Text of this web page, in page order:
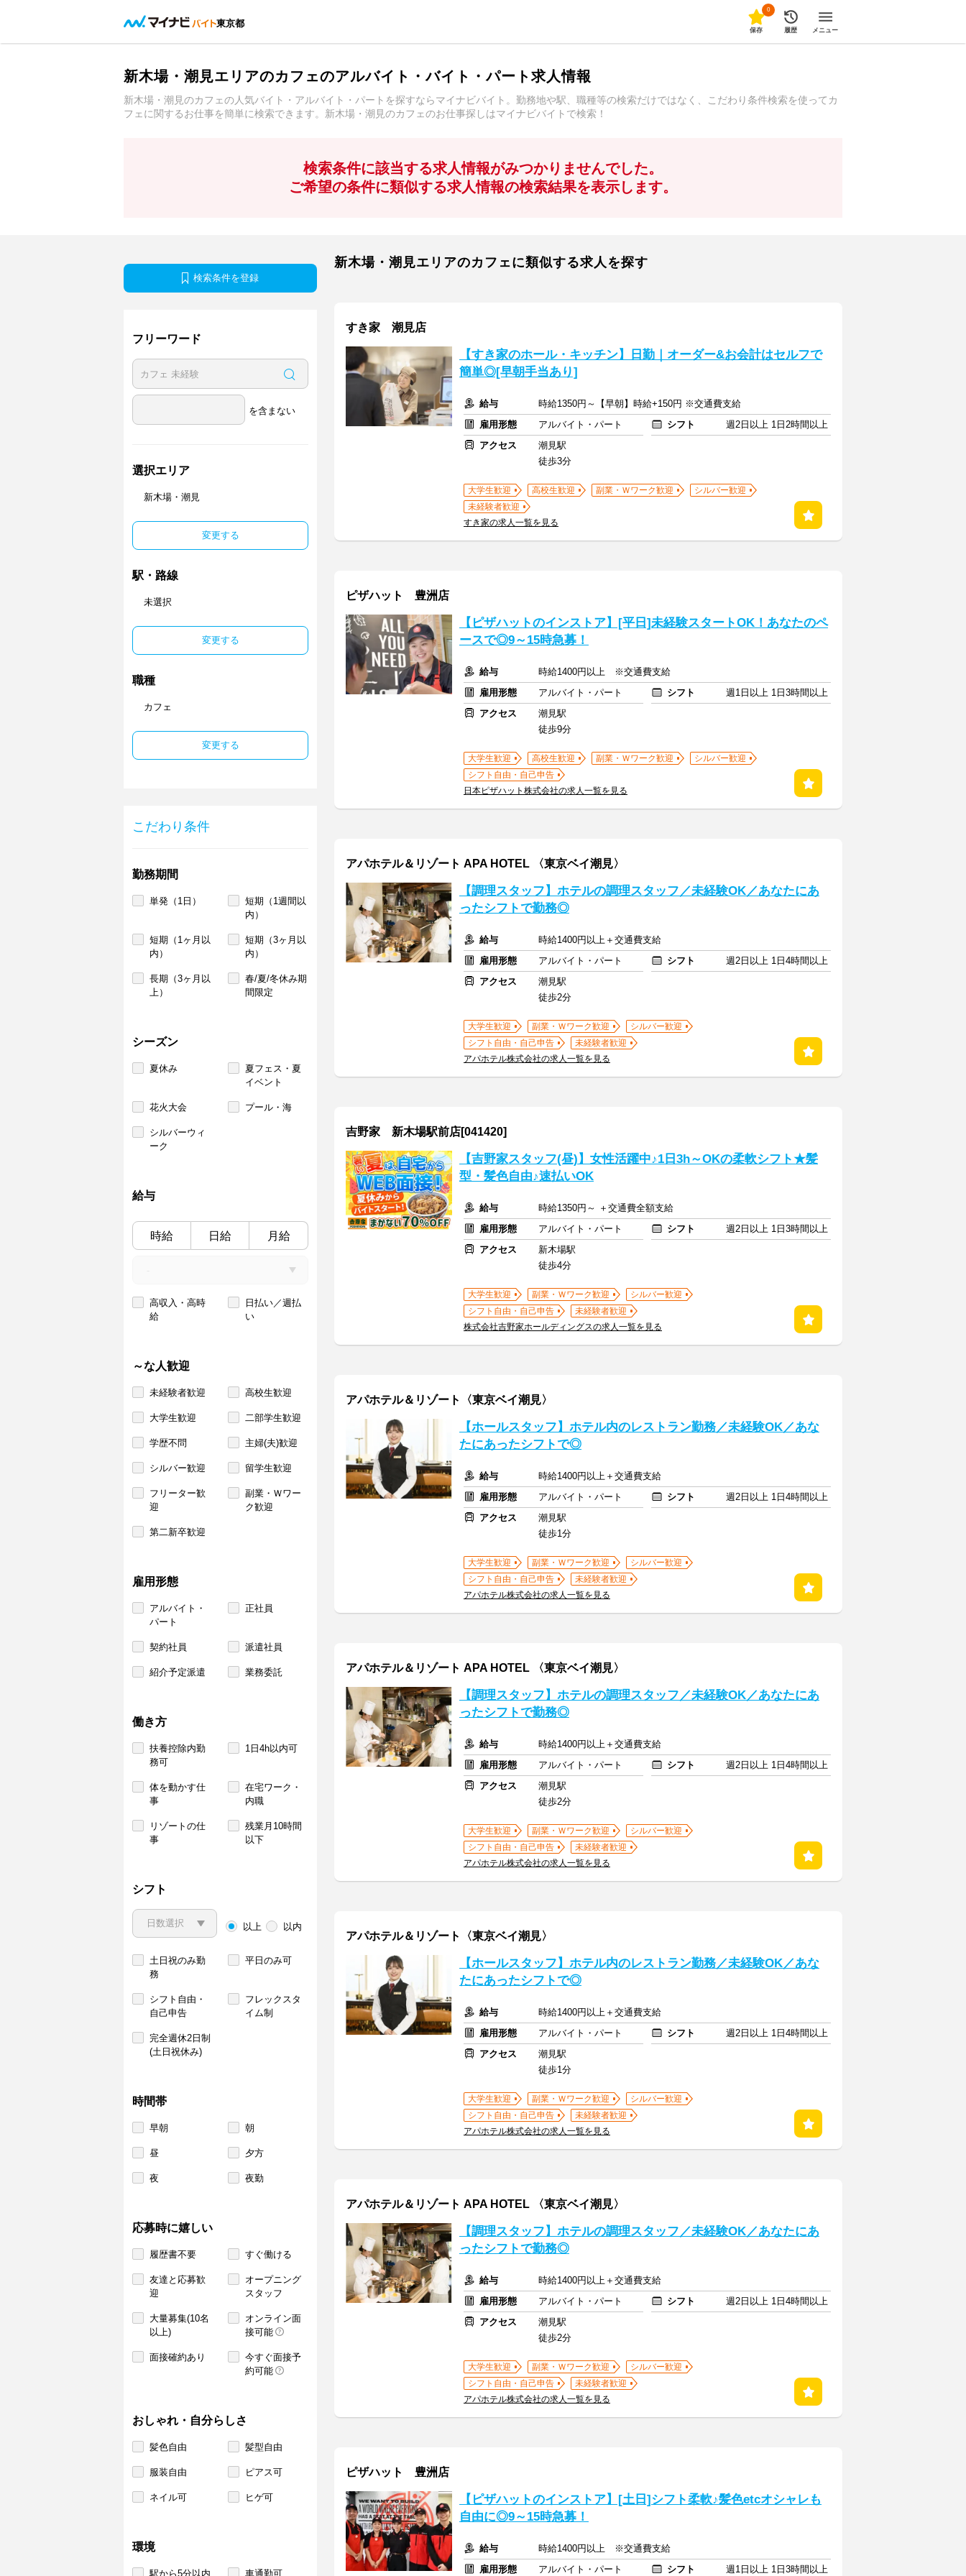
東京都
0
保存 履歴 メニュー
新木場・潮見エリアのカフェのアルバイト・バイト・パート求人情報
新木場・潮見のカフェの人気バイト・アルバイト・パートを探すならマイナビバイト。勤務地や駅、職種等の検索だけではなく、こだわり条件検索を使ってカ
フェに関するお仕事を簡単に検索できます。新木場・潮見のカフェのお仕事探しはマイナビバイトで検索！
検索条件に該当する求人情報がみつかりませんでした。
ご希望の条件に類似する求人情報の検索結果を表示します。
検索条件を登録
フリーワード
を含まない
選択エリア
新木場・潮見
変更する
駅・路線
未選択
変更する
職種
カフェ
変更する
こだわり条件
勤務期間
単発（1日）
短期（1週間以
内）
短期（1ヶ月以
内）
短期（3ヶ月以
内）
長期（3ヶ月以
上）
春/夏/冬休み期
間限定
シーズン
夏休み
夏フェス・夏
イベント
花火大会 プール・海
シルバーウィ
ーク
給与
時給 日給 月給
高収入・高時
給
日払い／週払
い
～な人歓迎
未経験者歓迎 高校生歓迎
大学生歓迎 二部学生歓迎
学歴不問 主婦(夫)歓迎
シルバー歓迎 留学生歓迎
フリーター歓
迎
副業・Ｗワー
ク歓迎
第二新卒歓迎
雇用形態
アルバイト・
パート
正社員
契約社員 派遣社員
紹介予定派遣 業務委託
働き方
扶養控除内勤
務可
1日4h以内可
体を動かす仕
事
在宅ワーク・
内職
リゾートの仕
事
残業月10時間
以下
シフト
以上 以内
土日祝のみ勤
務
平日のみ可
シフト自由・
自己申告
フレックスタ
イム制
完全週休2日制
(土日祝休み)
時間帯
早朝 朝
昼 夕方
夜 夜勤
応募時に嬉しい
履歴書不要 すぐ働ける
友達と応募歓
迎
オープニング
スタッフ
大量募集(10名
以上)
オンライン面
接可能
面接確約あり
今すぐ面接予
約可能
おしゃれ・自分らしさ
髪色自由 髪型自由
服装自由 ピアス可
ネイル可 ヒゲ可
環境
駅から5分以内 車通勤可
新木場・潮見エリアのカフェに類似する求人を探す
すき家 潮見店
【すき家のホール・キッチン】日勤｜オーダー&お会計はセルフで
簡単◎[早朝手当あり]
給与
時給1350円～【早朝】時給+150円 ※交通費支給
雇用形態
アルバイト・パート シフト
週2日以上 1日2時間以上
アクセス
潮見駅
徒歩3分
大学生歓迎 高校生歓迎 副業・Ｗワーク歓迎
シルバー歓迎
未経験者歓迎
すき家の求人一覧を見る
ピザハット 豊洲店
【ピザハットのインストア】[平日]未経験スタートOK！あなたのペ
ースで◎9～15時急募！
給与
時給1400円以上 ※交通費支給
雇用形態
アルバイト・パート シフト
週1日以上 1日3時間以上
アクセス
潮見駅
徒歩9分
大学生歓迎 高校生歓迎 副業・Ｗワーク歓迎
シルバー歓迎
シフト自由・自己申告
日本ピザハット株式会社の求人一覧を見る
アパホテル＆リゾート APA HOTEL 〈東京ベイ潮見〉
【調理スタッフ】ホテルの調理スタッフ／未経験OK／あなたにあ
ったシフトで勤務◎
給与
時給1400円以上＋交通費支給
雇用形態
アルバイト・パート シフト
週2日以上 1日4時間以上
アクセス
潮見駅
徒歩2分
大学生歓迎 副業・Ｗワーク歓迎
シルバー歓迎
シフト自由・自己申告
未経験者歓迎
アパホテル株式会社の求人一覧を見る
吉野家 新木場駅前店[041420]
【吉野家スタッフ(昼)】女性活躍中♪1日3h～OKの柔軟シフト★髪
型・髪色自由♪速払いOK
給与
時給1350円～ ＋交通費全額支給
雇用形態
アルバイト・パート シフト
週2日以上 1日3時間以上
アクセス
新木場駅
徒歩4分
大学生歓迎 副業・Ｗワーク歓迎
シルバー歓迎
シフト自由・自己申告
未経験者歓迎
株式会社吉野家ホールディングスの求人一覧を見る
アパホテル＆リゾート〈東京ベイ潮見〉
【ホールスタッフ】ホテル内のレストラン勤務／未経験OK／あな
たにあったシフトで◎
給与
時給1400円以上＋交通費支給
雇用形態
アルバイト・パート シフト
週2日以上 1日4時間以上
アクセス
潮見駅
徒歩1分
大学生歓迎 副業・Ｗワーク歓迎
シルバー歓迎
シフト自由・自己申告
未経験者歓迎
アパホテル株式会社の求人一覧を見る
アパホテル＆リゾート APA HOTEL 〈東京ベイ潮見〉
【調理スタッフ】ホテルの調理スタッフ／未経験OK／あなたにあ
ったシフトで勤務◎
給与
時給1400円以上＋交通費支給
雇用形態
アルバイト・パート シフト
週2日以上 1日4時間以上
アクセス
潮見駅
徒歩2分
大学生歓迎 副業・Ｗワーク歓迎
シルバー歓迎
シフト自由・自己申告
未経験者歓迎
アパホテル株式会社の求人一覧を見る
アパホテル＆リゾート〈東京ベイ潮見〉
【ホールスタッフ】ホテル内のレストラン勤務／未経験OK／あな
たにあったシフトで◎
給与
時給1400円以上＋交通費支給
雇用形態
アルバイト・パート シフト
週2日以上 1日4時間以上
アクセス
潮見駅
徒歩1分
大学生歓迎 副業・Ｗワーク歓迎
シルバー歓迎
シフト自由・自己申告
未経験者歓迎
アパホテル株式会社の求人一覧を見る
アパホテル＆リゾート APA HOTEL 〈東京ベイ潮見〉
【調理スタッフ】ホテルの調理スタッフ／未経験OK／あなたにあ
ったシフトで勤務◎
給与
時給1400円以上＋交通費支給
雇用形態
アルバイト・パート シフト
週2日以上 1日4時間以上
アクセス
潮見駅
徒歩2分
大学生歓迎 副業・Ｗワーク歓迎
シルバー歓迎
シフト自由・自己申告
未経験者歓迎
アパホテル株式会社の求人一覧を見る
ピザハット 豊洲店
【ピザハットのインストア】[土日]シフト柔軟♪髪色etcオシャレも
自由に◎9～15時急募！
給与
時給1400円以上 ※交通費支給
雇用形態
アルバイト・パート シフト 週1日以上 1日3時間以上